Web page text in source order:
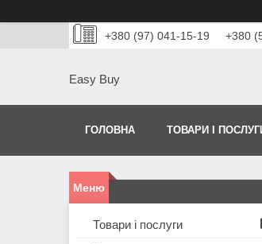
+380 (97) 041-15-19 +380
Easy Buy
ГОЛОВНА ТОВАРИ І
Товари і послуги